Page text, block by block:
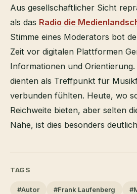
Aus gesellschaftlicher Sicht
als das Radio die
Stimme eines Moderators bot
Zeit vor digitalen Plattformen
Informationen und
dienten als Treffpunkt für
verbunden fühlten. Heute, wo
Reichweite bieten, aber selten
Nähe, ist dies besonders
TAGS
#Autor #Frank Laufenberg